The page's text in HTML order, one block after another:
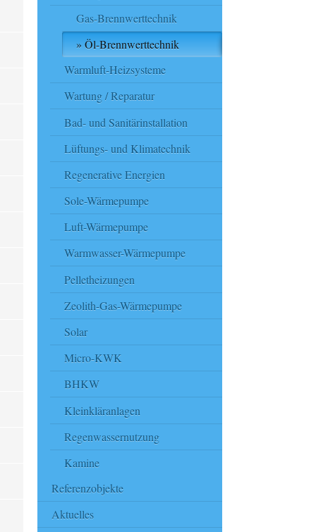
Gas-Brennwerttechnik
Öl-Brennwerttechnik
Warmluft-Heizsysteme
Wartung / Reparatur
Bad- und Sanitärinstallation
Lüftungs- und Klimatechnik
Regenerative Energien
Sole-Wärmepumpe
Luft-Wärmepumpe
Warmwasser-Wärmepumpe
Pelletheizungen
Zeolith-Gas-Wärmepumpe
Solar
Micro-KWK
BHKW
Kleinkläranlagen
Regenwassernutzung
Kamine
Referenzobjekte
Aktuelles